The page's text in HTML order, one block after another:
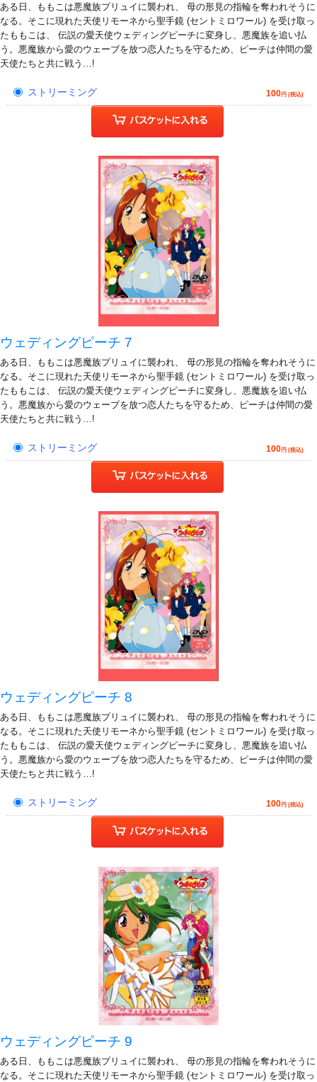
ある日、ももこは悪魔族プリュイに襲われ、 母の形見の指輪を奪われそうに
なる。そこに現れた天使リモーネから聖手鏡 (セントミロワール) を受け取っ
たももこは、 伝説の愛天使ウェディングピーチに変身し、悪魔族を追い払
う。悪魔族から愛のウェーブを放つ恋人たちを守るため、ピーチは仲間の愛
天使たちと共に戦う…!
ストリーミング 100円 (税込)
ウェディングピーチ 7
ある日、ももこは悪魔族プリュイに襲われ、 母の形見の指輪を奪われそうに
なる。そこに現れた天使リモーネから聖手鏡 (セントミロワール) を受け取っ
たももこは、 伝説の愛天使ウェディングピーチに変身し、悪魔族を追い払
う。悪魔族から愛のウェーブを放つ恋人たちを守るため、ピーチは仲間の愛
天使たちと共に戦う…!
ストリーミング 100円 (税込)
ウェディングピーチ 8
ある日、ももこは悪魔族プリュイに襲われ、 母の形見の指輪を奪われそうに
なる。そこに現れた天使リモーネから聖手鏡 (セントミロワール) を受け取っ
たももこは、 伝説の愛天使ウェディングピーチに変身し、悪魔族を追い払
う。悪魔族から愛のウェーブを放つ恋人たちを守るため、ピーチは仲間の愛
天使たちと共に戦う…!
ストリーミング 100円 (税込)
ウェディングピーチ 9
ある日、ももこは悪魔族プリュイに襲われ、 母の形見の指輪を奪われそうに
なる。そこに現れた天使リモーネから聖手鏡 (セントミロワール) を受け取っ